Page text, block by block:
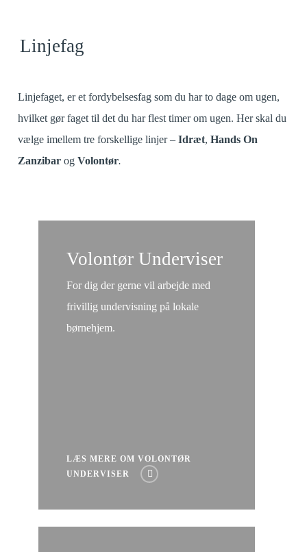
Linjefag
Linjefaget, er et fordybelsesfag som du har to dage om ugen,
hvilket gør faget til det du har flest timer om ugen. Her skal du
vælge imellem tre forskellige linjer – Idræt, Hands On
Zanzibarog Volontør.
Volontør Underviser
For dig der gerne vil arbejde med
frivillig undervisning på lokale
børnehjem.
LÆS MERE OM VOLONTØR
UNDERVISER
mere
Volontør
Underviser